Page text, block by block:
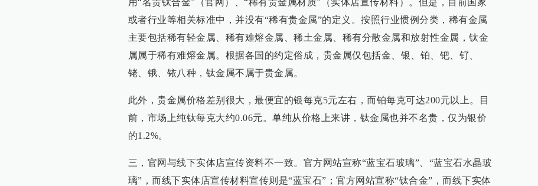
用“名贵钛合金”（官网）、“稀有贵金属材质”（实体店宣传材料）。但是，目前国家
或者行业等相关标准中，并没有“稀有贵金属”的定义。按照行业惯例分类，稀有金属
主要包括稀有轻金属、稀有难熔金属、稀土金属、稀有分散金属和放射性金属，钛金
属属于稀有难熔金属。根据各国的约定俗成，贵金属仅包括金、银、铂、钯、钌、
铑、锇、铱八种，钛金属不属于贵金属。
此外，贵金属价格差别很大，最便宜的银每克5元左右，而铂每克可达200元以上。目
前，市场上纯钛每克大约0.06元。单纯从价格上来讲，钛金属也并不名贵，仅为银价
的1.2%。
三，官网与线下实体店宣传资料不一致。官方网站宣称“蓝宝石玻璃”、“蓝宝石水晶玻
璃”，而线下实体店宣传材料宣传则是“蓝宝石”；官方网站宣称“钛合金”，而线下实体